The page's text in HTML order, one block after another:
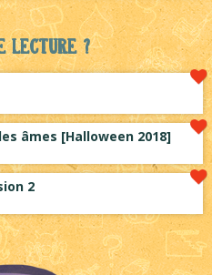
lecture ?
âmes [Halloween 2018]
2